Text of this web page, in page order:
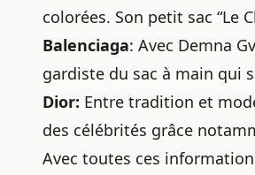
colorées. Son petit sac “Le
Balenciaga: Avec Demna
gardiste du sac à main qui
Dior: Entre tradition et
des célébrités grâce
Avec toutes ces